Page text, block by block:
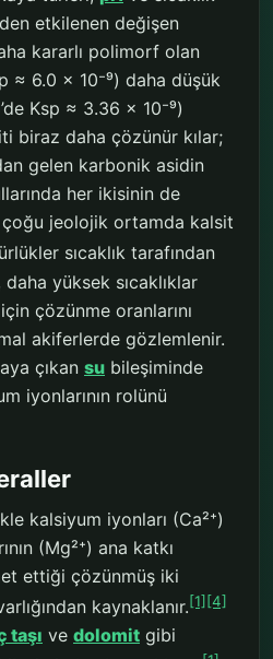
etkilenen değişen
kararlı polimorf olan
≈ 6.0 × 10⁻⁹) daha düşük
Ksp ≈ 3.36 × 10⁻⁹)
biraz daha çözünür kılar;
gelen karbonik asidin
her ikisinin de
çoğu jeolojik ortamda kalsit
sıcaklık tarafından
yüksek sıcaklıklar
çözünme oranlarını
akiferlerde gözlemlenir.
çıkan su bileşiminde
iyonlarının rolünü
kalsiyum iyonları (Ca²⁺)
(Mg²⁺) ana katkı
ettiği çözünmüş iki
kaynaklanır.[1] [4]
taşı ve dolomit gibi